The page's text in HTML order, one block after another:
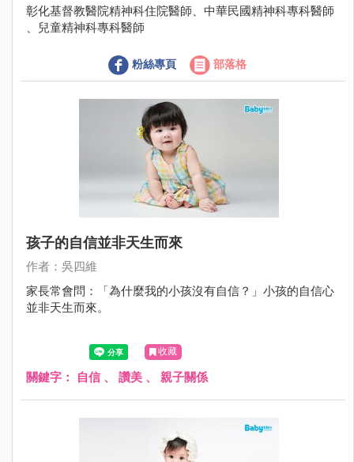
彰化基督教醫院精神科住院醫師、中華民國精神科專科醫師
、兒童精神科專科醫師
粉絲專頁 部落格
孩子的自信並非天生而來
作者：吳四維
家長常會問：「為什麼我的小孩沒有自信？」小孩的自信心
並非天生而來。
收藏
關鍵字： 自信、 讚美 、 親子關係